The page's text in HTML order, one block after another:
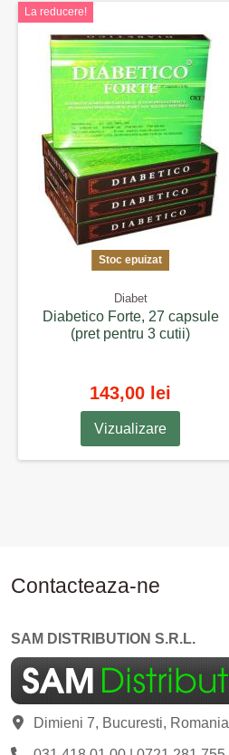
La reducere!
Stoc epuizat
Diabet
Diabetico Forte, 27 capsule
(pret pentru 3 cutii)
143,00 lei
Vizualizare
Contacteaza-ne
SAM DISTRIBUTION S.R.L.
Dimieni 7, Bucuresti, Romania